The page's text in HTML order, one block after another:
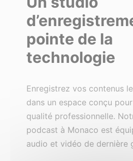
pointe de la
technologie
Enregistrez vos contenus
dans un espace conçu
qualité professionnelle.
podcast à Monaco est
audio et vidéo de dernière